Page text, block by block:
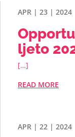
APR | 23 | 2024
ljeto
[…]
READ MORE
APR | 22 | 2024